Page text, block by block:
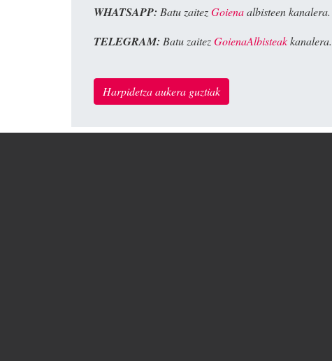
WHATSAPP: Batu zaitezGoienaalbisteen kanalera.
TELEGRAM: Batu zaitezGoienaAlbisteakkanalera.
Harpidetza aukera guztiak